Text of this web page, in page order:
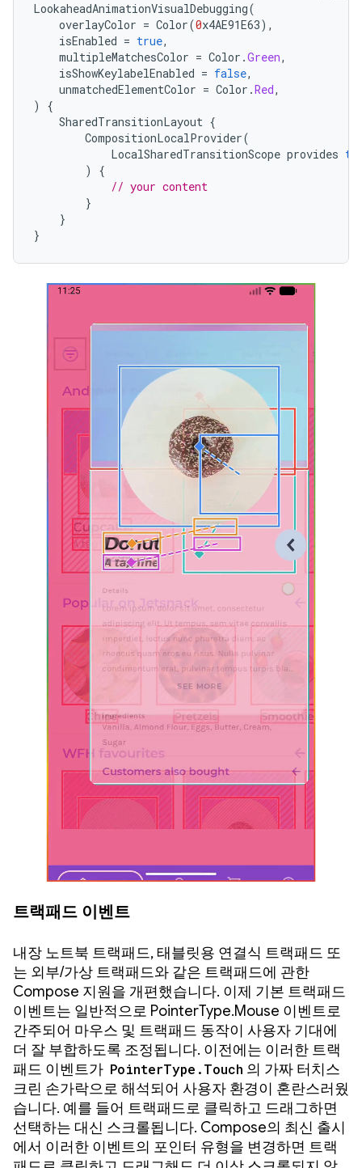
LookaheadAnimationVisualDebugging(
overlayColor = Color(0x4AE91E63),
isEnabled = true,
multipleMatchesColor = Color .Green,
isShowKeylabelEnabled = false,
unmatchedElementColor = Color .Red,
)
{
SharedTransitionLayout {
CompositionLocalProvider(
LocalSharedTransitionScope provides
)
{
// your content
}
}
}
트랙패드 이벤트
내장 노트북 트랙패드, 태블릿용 연결식 트랙패드 또
는 외부/가상 트랙패드와 같은 트랙패드에 관한
Compose 지원을 개편했습니다. 이제 기본 트랙패드
이벤트는 일반적으로 PointerType.Mouse 이벤트로
간주되어 마우스 및 트랙패드 동작이 사용자 기대에
더 잘 부합하도록 조정됩니다. 이전에는 이러한 트랙
패드 이벤트가 PointerType.Touch 의 가짜 터치스
크린 손가락으로 해석되어 사용자 환경이 혼란스러웠
습니다. 예를 들어 트랙패드로 클릭하고 드래그하면
선택하는 대신 스크롤됩니다. Compose의 최신 출시
에서 이러한 이벤트의 포인터 유형을 변경하면 트랙